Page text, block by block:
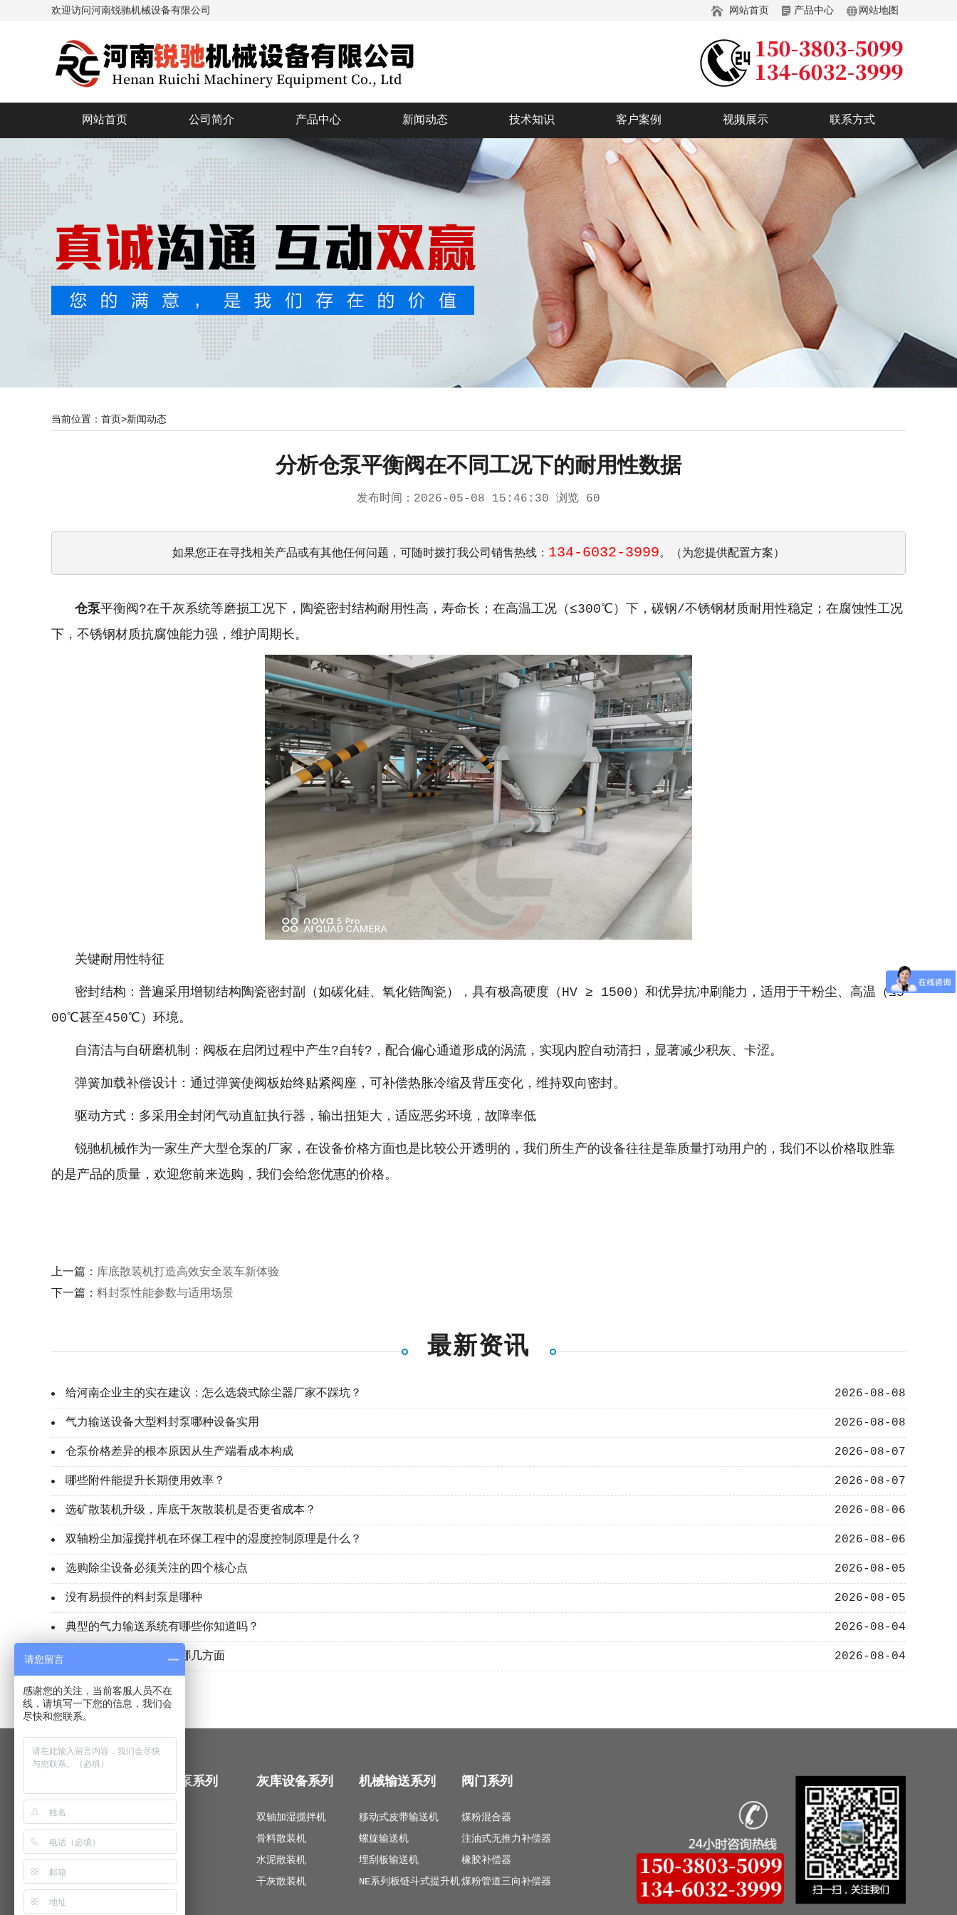
欢迎访问河南锐驰机械设备有限公司 网站首页 产品中心 网站地图
网站首页 公司简介 产品中心 新闻动态 技术知识 客户案例 视频展示 联系方式
当前位置： 首页>新闻动态
分析仓泵平衡阀在不同工况下的耐用性数据
发布时间： 2026-05-08 15:46:30 浏览 60
如果您正在寻找相关产品或有其他任何问题，可随时拨打我公司销售热线： 134-6032-3999。（为您提供配置方案）
仓泵平衡阀?在干灰系统等磨损工况下，陶瓷密封结构耐用性高，寿命长；在高温工况（≤300℃）下，碳钢/不锈钢材质耐用性稳定；在腐蚀性工况
下，不锈钢材质抗腐蚀能力强，维护周期长。
关键耐用性特征
密封结构：普遍采用增韧结构陶瓷密封副（如碳化硅、氧化锆陶瓷），具有极高硬度（HV ≥ 1500）和优异抗冲刷能力，适用于干粉尘、高温（≤3
00℃甚至450℃）环境。
自清洁与自研磨机制：阀板在启闭过程中产生?自转?，配合偏心通道形成的涡流，实现内腔自动清扫，显著减少积灰、卡涩。
弹簧加载补偿设计：通过弹簧使阀板始终贴紧阀座，可补偿热胀冷缩及背压变化，维持双向密封。
驱动方式：多采用全封闭气动直缸执行器，输出扭矩大，适应恶劣环境，故障率低
锐驰机械作为一家生产大型仓泵的厂家，在设备价格方面也是比较公开透明的，我们所生产的设备往往是靠质量打动用户的，我们不以价格取胜靠
的是产品的质量，欢迎您前来选购，我们会给您优惠的价格。
上一篇： 库底散装机打造高效安全装车新体验
下一篇： 料封泵性能参数与适用场景
最新资讯
2026-08-08
给河南企业主的实在建议：怎么选袋式除尘器厂家不踩坑？
2026-08-08
气力输送设备大型料封泵哪种设备实用
2026-08-07
仓泵价格差异的根本原因从生产端看成本构成
2026-08-07
哪些附件能提升长期使用效率？
2026-08-06
选矿散装机升级，库底干灰散装机是否更省成本？
2026-08-06
双轴粉尘加湿搅拌机在环保工程中的湿度控制原理是什么？
2026-08-05
选购除尘设备必须关注的四个核心点
2026-08-05
没有易损件的料封泵是哪种
2026-08-04
典型的气力输送系统有哪些你知道吗？
2026-08-04
仓泵概述与应用表现在哪几方面
低压气力输送泵
喷射泵
旋转供料器
粉体输送机
软管泵系列 灰库设备系列
双轴加湿搅拌机
骨料散装机
水泥散装机
干灰散装机
机械输送系列
移动式皮带输送机
螺旋输送机
埋刮板输送机
NE系列板链斗式提升机
阀门系列
煤粉混合器
注油式无推力补偿器
橡胶补偿器
煤粉管道三向补偿器
请您留言
感谢您的关注，当前客服人员不在
线，请填写一下您的信息，我们会
尽快和您联系。